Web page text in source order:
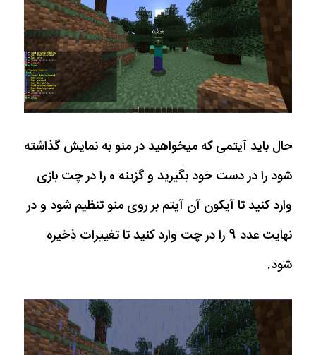
حال باید آیتمی که میخواهید در منو به نمایش گذاشته
شود را در دست خود بگیرید و گزینه 0 را در چت بازی
وارد کنید تا آیکون آن آیتم بر روی منو تنظیم شود و در
نهایت عدد 9 را در چت وارد کنید تا تغییرات ذخیره
شود.